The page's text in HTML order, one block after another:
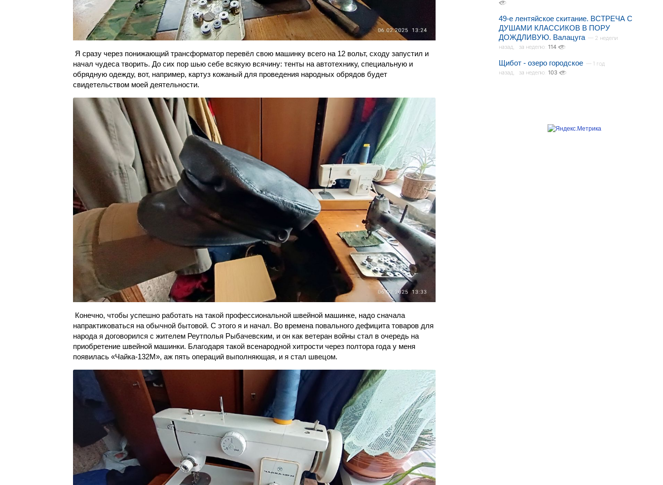
Я сразу через понижающий трансформатор перевёл свою машинку всего на 12 вольт, сходу запустил и
начал чудеса творить. До сих пор шью себе всякую всячину: тенты на автотехнику, специальную и
обрядную одежду, вот, например, картуз кожаный для проведения народных обрядов будет
свидетельством моей деятельности.
Конечно, чтобы успешно работать на такой профессиональной швейной машинке, надо сначала
напрактиковаться на обычной бытовой. С этого я и начал. Во времена повального дефицита товаров для
народа я договорился с жителем Реутполья Рыбачевским, и он как ветеран войны стал в очередь на
приобретение швейной машинки. Благодаря такой всенародной хитрости через полтора года у меня
появилась «Чайка-132М», аж пять операций выполняющая, и я стал швецом.
49-е лентяйское скитание. ВСТРЕЧА С
ДУШАМИ КЛАССИКОВ В ПОРУ
ДОЖДЛИВУЮ. Валацуга
— 2 недели
назад,
за неделю: 114
Щибот - озеро городское
— 1 год
назад,
за неделю: 103